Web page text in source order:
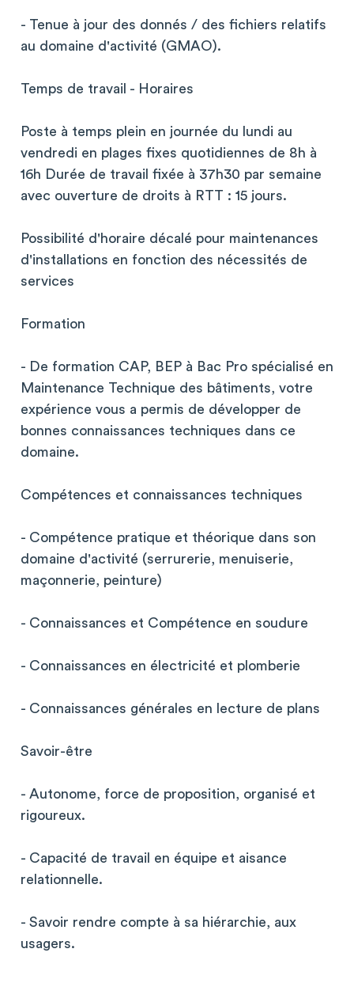
- Tenue à jour des donnés / des fichiers relatifs
au domaine d'activité (GMAO).
Temps de travail - Horaires
Poste à temps plein en journée du lundi au
vendredi en plages fixes quotidiennes de 8h à
16h Durée de travail fixée à 37h30 par semaine
avec ouverture de droits à RTT : 15 jours.
Possibilité d'horaire décalé pour maintenances
d'installations en fonction des nécessités de
services
Formation
- De formation CAP, BEP à Bac Pro spécialisé en
Maintenance Technique des bâtiments, votre
expérience vous a permis de développer de
bonnes connaissances techniques dans ce
domaine.
Compétences et connaissances techniques
- Compétence pratique et théorique dans son
domaine d'activité (serrurerie, menuiserie,
maçonnerie, peinture)
- Connaissances et Compétence en soudure
- Connaissances en électricité et plomberie
- Connaissances générales en lecture de plans
Savoir-être
- Autonome, force de proposition, organisé et
rigoureux.
- Capacité de travail en équipe et aisance
relationnelle.
- Savoir rendre compte à sa hiérarchie, aux
usagers.